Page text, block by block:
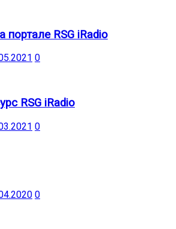
портале RSG iRadio
0
RSG iRadio
0
0